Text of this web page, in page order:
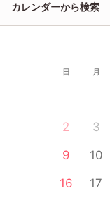
カレンダーから検索
日 月
2
3
9
10
16
17